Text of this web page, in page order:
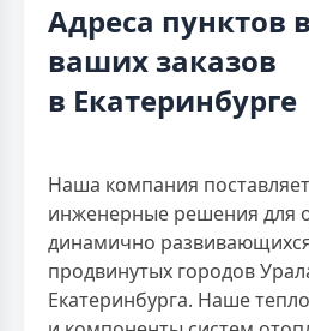
Адреса пунктов
ваших заказов
в Екатеринбурге
Наша компания
инженерные решения для
динамично
продвинутых городов
Екатеринбурга. Наше